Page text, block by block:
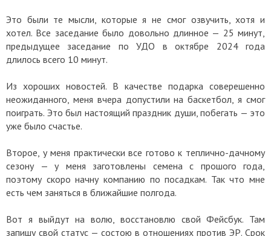
Это были те мысли, которые я не смог озвучить, хотя и
хотел. Все заседание было довольно длинное — 25 минут,
предыдущее заседание по УДО в октябре 2024 года
длилось всего 10 минут.
Из хороших новостей. В качестве подарка соверешенно
неожиданного, меня вчера допустили на баскетбол, я смог
поиграть. Это был настоящий праздник души, побегать — это
уже было счастье.
Второе, у меня практически все готово к теплично-дачному
сезону — у меня заготовлены семена с прошого года,
поэтому скоро начну компанию по посадкам. Так что мне
есть чем заняться в ближайшие полгода.
Вот я выйдут на волю, восстановлю свой Фейсбук. Там
запишу свой статус — состою в отношениях против ЭР. Срок